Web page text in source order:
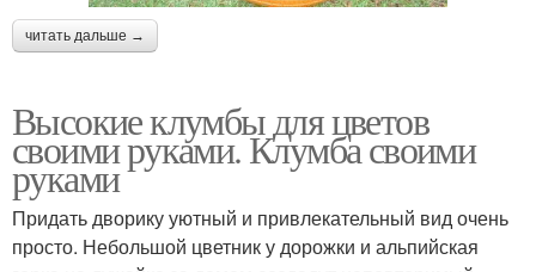
читать дальше →
Высокие клумбы для цветов
своими руками. Клумба своими
руками
Придать дворику уютный и привлекательный вид очень
просто. Небольшой цветник у дорожки и альпийская